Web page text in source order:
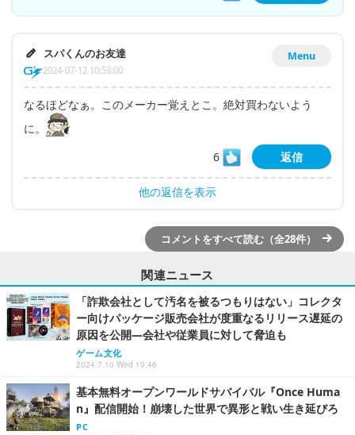
Menu
スパくんのお友達
2024-07-12 10:53:00
なるほどなぁ。このメーカー覚えとこ。絶対買わないよう
に。
6
返信
他の返信を表示
コメントをすべて読む（全28件）
関連ニュース
「詐欺会社として汚名を被るつもりはない」コレクタ
ー向けパッケージ販売会社が度重なるリリース遅延の
原因を公開―会社や従業員に対して脅迫も
ゲーム文化
2024.7.10 Wed 19:46
基本無料オープンワールドサバイバル『Once Huma
n』配信開始！崩壊した世界で異形と戦い生き延びろ
PC